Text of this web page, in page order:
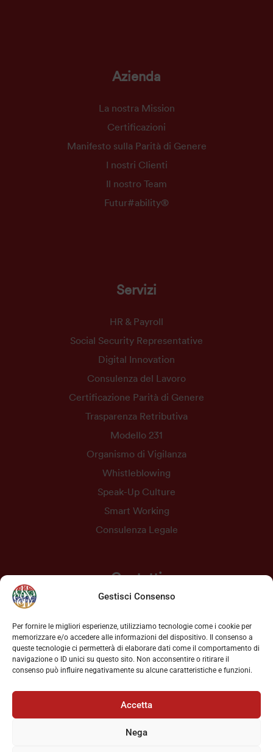
Gestisci Consenso
Per fornire le migliori esperienze, utilizziamo tecnologie come i cookie per
memorizzare e/o accedere alle informazioni del dispositivo. Il consenso a
queste tecnologie ci permetterà di elaborare dati come il comportamento di
navigazione o ID unici su questo sito. Non acconsentire o ritirare il
consenso può influire negativamente su alcune caratteristiche e funzioni.
Accetta
Nega
Azienda
La nostra Mission
Certificazioni
Manifesto sulla Parità di Genere
I nostri Clienti
Il nostro Team
Futur#ability®
Servizi
HR & Payroll
Social Security Representative
Digital Innovation
Consulenza del Lavoro
Certificazione Parità di Genere
Trasparenza Retributiva
Modello 231
Organismo di Vigilanza
Whistleblowing
Speak-Up Culture
Smart Working
Consulenza Legale
Contatti
+39 02 39325455
info@prolink.it